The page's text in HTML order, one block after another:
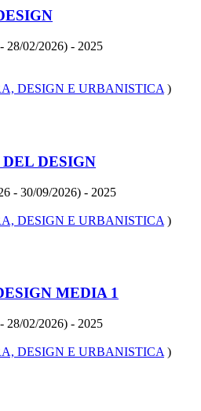
28/02/2026) - 2025
DESIGN E URBANISTICA )
DEL DESIGN
- 30/09/2026) - 2025
DESIGN E URBANISTICA )
MEDIA 1
28/02/2026) - 2025
DESIGN E URBANISTICA )